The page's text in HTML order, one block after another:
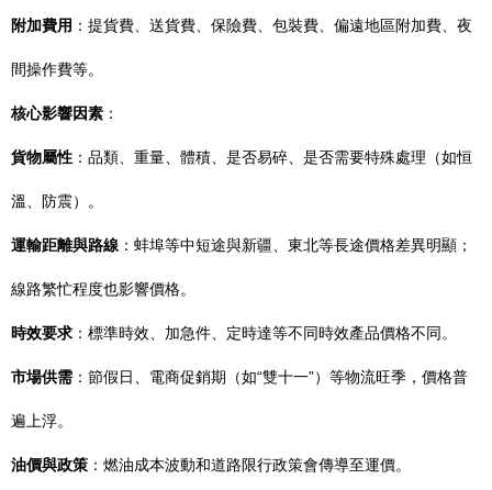
附加費用 ：提貨費、送貨費、保險費、包裝費、偏遠地區附加費、夜
間操作費等。
核心影響因素 ：
貨物屬性 ：品類、重量、體積、是否易碎、是否需要特殊處理（如恒
溫、防震）。
運輸距離與路線 ：蚌埠等中短途與新疆、東北等長途價格差異明顯；
線路繁忙程度也影響價格。
時效要求 ：標準時效、加急件、定時達等不同時效產品價格不同。
市場供需 ：節假日、電商促銷期（如“雙十一”）等物流旺季，價格普
遍上浮。
油價與政策 ：燃油成本波動和道路限行政策會傳導至運價。